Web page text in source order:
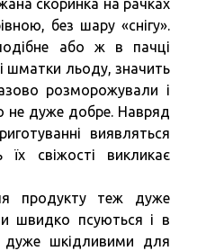
скоринка на рачках
без шару «снігу».
або ж в пачці
шматки льоду, значить
розморожували і
не дуже добре. Навряд
виявляться
свіжості викликає
продукту теж дуже
швидко псуються і в
дуже шкідливими для